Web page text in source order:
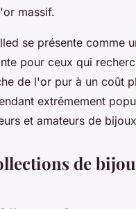
massif.
se présente comme
pour ceux qui
de l'or pur à un coût
extrêmement
et amateurs de
de